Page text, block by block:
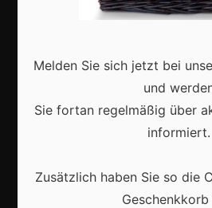
Produkte
Melden Sie sich jetzt bei
und
Sie fortan regelmäßig über
informiert.
Zusätzlich haben Sie so die